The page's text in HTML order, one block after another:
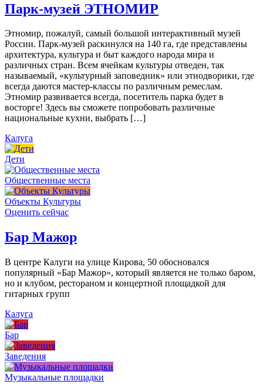
Парк-музей ЭТНОМИР
Этномир, пожалуй, самый большой интерактивный музей
России. Парк-музей раскинулся на 140 га, где представлены
архитектура, культура и быт каждого народа мира и
различных стран. Всем ячейкам культуры отведен, так
называемый, «культурный заповедник» или этнодворики, где
всегда даются мастер-классы по различным ремеслам.
Этномир развивается всегда, посетитель парка будет в
восторге! Здесь вы сможете попробовать различные
национальные кухни, выбрать […]
Калуга
Дети
Общественные места
Объекты Культуры
Оценить сейчас
Бар Мажор
В центре Калуги на улице Кирова, 50 обосновался
популярный «Бар Мажор», который является не только баром,
но и клубом, рестораном и концертной площадкой для
гитарных групп
Калуга
Бар
Заведения
Музыкальные площадки